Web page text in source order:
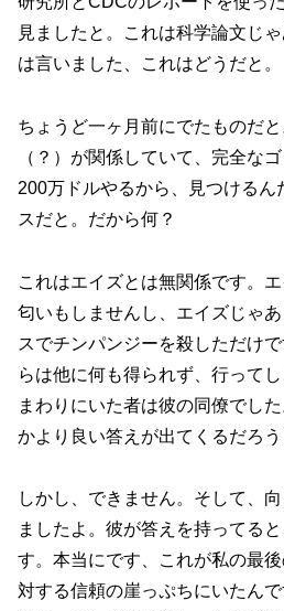
見ましたと。これは科学論文じ
は言いました、これはどうだと。
ちょうど一ヶ月前にでたものだ
（？）が関係していて、完全な
200万ドルやるから、見つける
スだと。だから何？
これはエイズとは無関係です。
匂いもしませんし、エイズじゃ
スでチンパンジーを殺しただけ
らは他に何も得られず、行って
まわりにいた者は彼の同僚でし
かより良い答えが出てくるだろう
しかし、できません。そして、
ましたよ。彼が答えを持ってる
す。本当にです、これが私の最
対する信頼の崖っぷちにいたん